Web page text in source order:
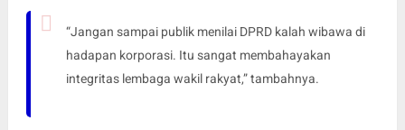
“Jangan sampai publik menilai DPRD kalah wibawa di
hadapan korporasi. Itu sangat membahayakan
integritas lembaga wakil rakyat,” tambahnya.